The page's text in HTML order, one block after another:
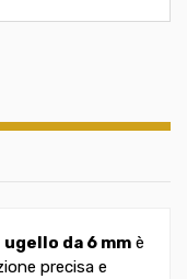
ugello da 6 mm è
precisa e